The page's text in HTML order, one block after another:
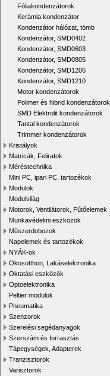
Fóliakondenzátorok
Kerámia kondenzátor
Kondenzátor hálózat, tömb
Kondenzátor, SMD0402
Kondenzátor, SMD0603
Kondenzátor, SMD0805
Kondenzátor, SMD1206
Kondenzátor, SMD1210
Motor kondenzátorok
Polimer és hibrid kondenzátorok
SMD Elektrolit kondenzátorok
Tantal kondenzátorok
Trimmer kondenzátorok
Kristályok
Matricák, Feliratok
Méréstechnika
Mini PC, ipari PC, tartozékok
Modulok
Modulvilág
Motorok, Ventilátorok, Fűtőelemek
Munkavédelmi eszközök
Műszerdobozok
Napelemek és tartozékok
NYÁK-ok
Okosotthon, Lakáselektronika
Oktatási eszközök
Optoelektronika
Peltier modulok
Pneumatika
Szenzorok
Szerelési segédanyagok
Szerszám és forrasztás
Tápegységek, Adapterek
Tranzisztorok
Varisztorok